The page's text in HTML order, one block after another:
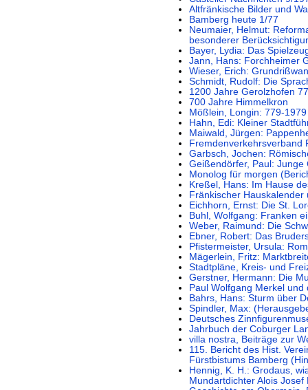
Altfränkische Bilder und
Bamberg heute 1/77
Neumaier, Helmut:
besonderer
Bayer, Lydia: Das
Jann, Hans: Forchheimer
Wieser, Erich:
Schmidt, Rudolf: Die
1200 Jahre Gerolzhofen
700 Jahre Himmelkron
Mößlein, Longin: 779-
Hahn, Edi: Kleiner
Maiwald, Jürgen:
Fremdenverkehrsverband
Garbsch, Jochen:
Geißendörfer, Paul: Junge
Monolog für morgen
Kreßel, Hans: Im Hause
Fränkischer
Eichhorn, Ernst: Die St.
Buhl, Wolfgang: Franken
Weber, Raimund: Die
Ebner, Robert: Das
Pfistermeister, Ursula:
Mägerlein, Fritz:
Stadtpläne, Kreis- und
Gerstner, Hermann: Die
Paul Wolfgang Merkel
Bahrs, Hans: Sturm über
Spindler, Max:
Deutsches
Jahrbuch der Coburger
villa nostra, Beiträge zur
115. Bericht des Hist.
Fürstbistums Bamberg
Hennig, K. H.: Grodaus,
Mundartdichter Alois Josef